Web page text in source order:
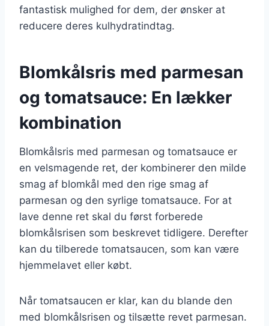
fantastisk mulighed for dem, der ønsker at
reducere deres kulhydratindtag.
Blomkålsris med parmesan
og tomatsauce: En lækker
kombination
Blomkålsris med parmesan og tomatsauce er
en velsmagende ret, der kombinerer den milde
smag af blomkål med den rige smag af
parmesan og den syrlige tomatsauce. For at
lave denne ret skal du først forberede
blomkålsrisen som beskrevet tidligere. Derefter
kan du tilberede tomatsaucen, som kan være
hjemmelavet eller købt.
Når tomatsaucen er klar, kan du blande den
med blomkålsrisen og tilsætte revet parmesan.